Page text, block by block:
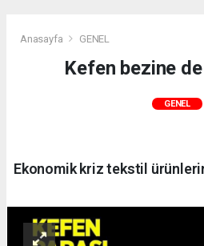
Anasayfa GENEL
Kefen bezine
GENEL
Ekonomik kriz tekstil